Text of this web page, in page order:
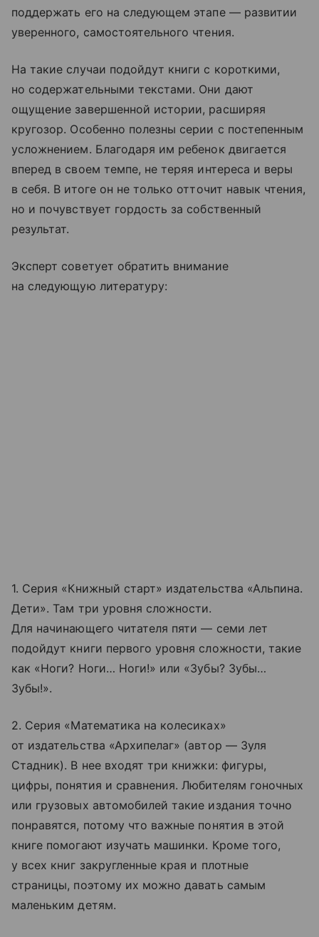
поддержать его на следующем этапе — развитии
уверенного, самостоятельного чтения.
На такие случаи подойдут книги с короткими,
но содержательными текстами. Они дают
ощущение завершенной истории, расширяя
кругозор. Особенно полезны серии с постепенным
усложнением. Благодаря им ребенок двигается
вперед в своем темпе, не теряя интереса и веры
в себя. В итоге он не только отточит навык чтения,
но и почувствует гордость за собственный
результат.
Эксперт советует обратить внимание
на следующую литературу:
1. Серия «Книжный старт» издательства «Альпина.
Дети». Там три уровня сложности.
Для начинающего читателя пяти — семи лет
подойдут книги первого уровня сложности, такие
как «Ноги? Ноги… Ноги!» или «Зубы? Зубы…
Зубы!».
2. Серия «Математика на колесиках»
от издательства «Архипелаг» (автор — Зуля
Стадник). В нее входят три книжки: фигуры,
цифры, понятия и сравнения. Любителям гоночных
или грузовых автомобилей такие издания точно
понравятся, потому что важные понятия в этой
книге помогают изучать машинки. Кроме того,
у всех книг закругленные края и плотные
страницы, поэтому их можно давать самым
маленьким детям.